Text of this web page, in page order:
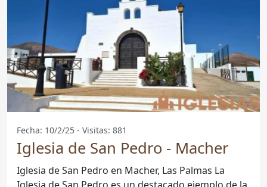
Fecha: 10/2/25 - Visitas: 881
Iglesia de San Pedro - Macher
Iglesia de San Pedro en Macher, Las Palmas La
Iglesia de San Pedro es un destacado ejemplo de la